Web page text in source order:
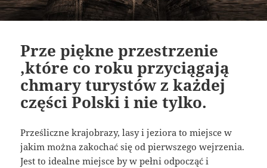
Prze piękne przestrzenie
,które co roku przyciągają
chmary turystów z każdej
części Polski i nie tylko.
Prześliczne krajobrazy, lasy i jeziora to miejsce w
jakim można zakochać się od pierwszego wejrzenia.
Jest to idealne miejsce by w pełni odpocząć i